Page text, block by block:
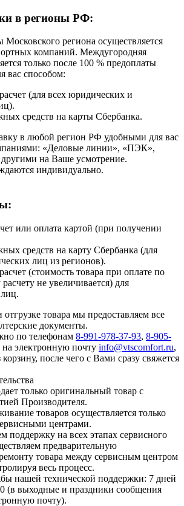
в регионы РФ:
Московского региона осуществляется
компаний. Междугородняя
только после 100 % предоплаты
вас способом:
(для всех юридических и
средств на карты Сбербанка.
в любой регион РФ удобными для вас
«Деловые линии», «ПЭК»,
на Ваше усмотрение.
индивидуально.
или оплата картой (при получении
средств на карту Сбербанка (для
лиц из регионов).
(стоимость товара при оплате по
не увеличивается) для
товара мы предоставляем все
документы.
по телефонам 8-991-978-37-93, 8-905-
на электронную почту info@vtscomfort.ru,
после чего с Вами сразу свяжется
только оригинальный товар с
Производителя.
товаров осуществляется только
центрами.
поддержку на всех этапах сервисного
предварительную
товара между сервисным центром
весь процесс.
нашей технической поддержки: 7 дней
(в выходные и праздники сообщения
почту).